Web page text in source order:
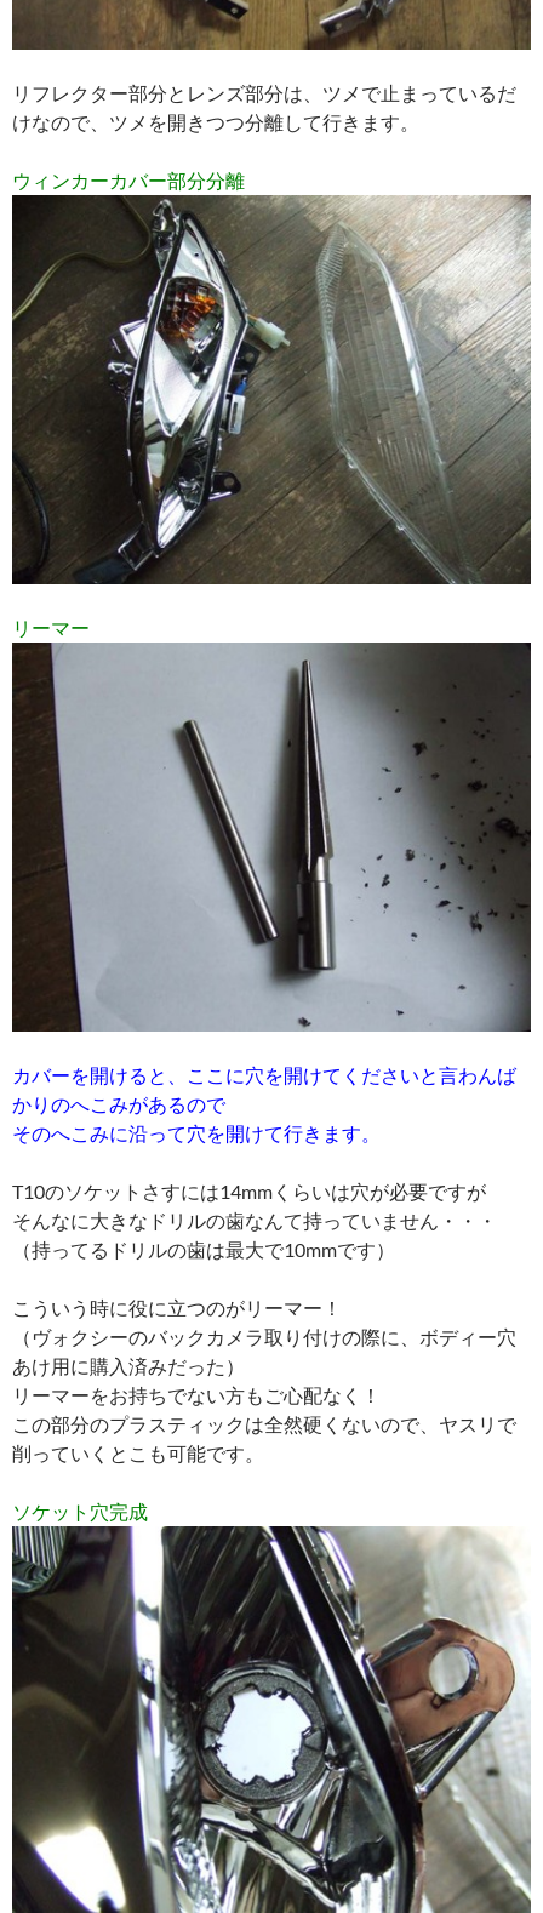
リフレクター部分とレンズ部分は、ツメで止まっているだ
けなので、ツメを開きつつ分離して行きます。
ウィンカーカバー部分分離
リーマー
カバーを開けると、ここに穴を開けてくださいと言わんば
かりのへこみがあるので
そのへこみに沿って穴を開けて行きます。
T10のソケットさすには14mmくらいは穴が必要ですが
そんなに大きなドリルの歯なんて持っていません・・・
（持ってるドリルの歯は最大で10mmです）
こういう時に役に立つのがリーマー！
（ヴォクシーのバックカメラ取り付けの際に、ボディー穴
あけ用に購入済みだった）
リーマーをお持ちでない方もご心配なく！
この部分のプラスティックは全然硬くないので、ヤスリで
削っていくとこも可能です。
ソケット穴完成